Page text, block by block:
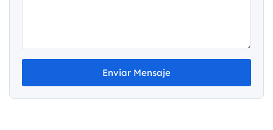
Enviar Mensaje